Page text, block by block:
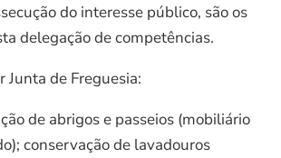
do interesse público, são os
delegação de competências.
Junta de Freguesia:
de abrigos e passeios (mobiliário
conservação de lavadouros